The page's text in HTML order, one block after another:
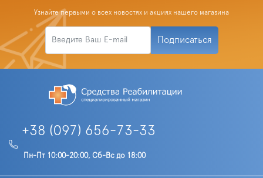
Узнайте первыми о всех новостях и акциях нашего магазина
Подписаться
+38 (097) 656-73-33
Пн-Пт 10:00-20:00, Сб-Вс до 18:00